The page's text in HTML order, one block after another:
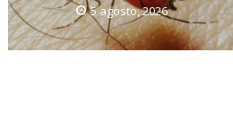
5 agosto, 2026